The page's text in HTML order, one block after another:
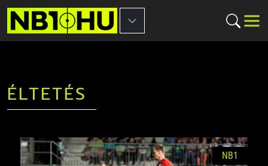
ÉLTETÉS
NB1